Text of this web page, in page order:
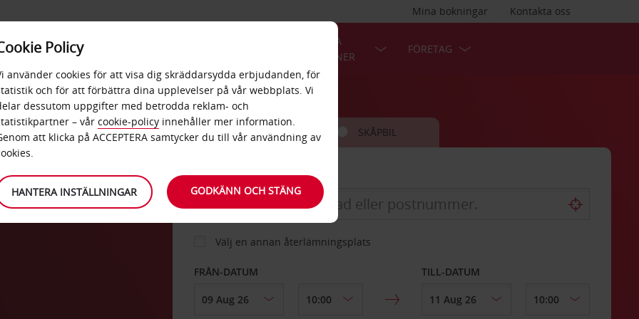
Kontakta oss
Mina bokningar
ERBJUDANDEN
POPULÄRA
DESTINATIONER
FÖRETAG
BIL SKÅPBIL
HÄMTA FRÅN
Välj en annan återlämningsplats
FRÅN-DATUM TILL-DATUM
Policy
använder cookies för att visa dig skräddarsydda erbjudanden, för
och för att förbättra dina upplevelser på vår webbplats. Vi
dessutom uppgifter med betrodda reklam- och
– vår cookie-policy innehåller mer information.
att klicka på ACCEPTERA samtycker du till vår användning av
HANTERA INSTÄLLNINGAR GODKÄNN OCH STÄNG